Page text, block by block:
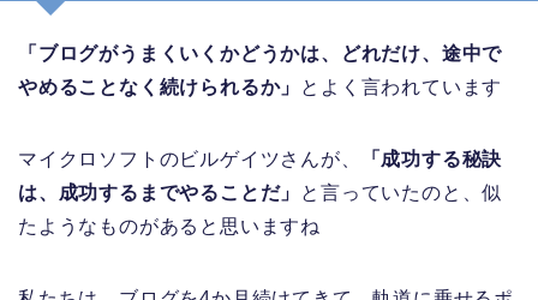
「ブログがうまくいくかどうかは、どれだけ、途中で
やめることなく続けられるか」
とよく言われています
マイクロソフトのビルゲイツさんが、
「成功する秘訣
は、成功するまでやることだ」
と言っていたのと、似
たようなものがあると思いますね